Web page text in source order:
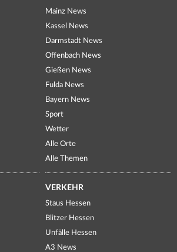
Mainz News
Kassel News
Darmstadt News
Offenbach News
Gießen News
Fulda News
Bayern News
Sport
Wetter
Alle Orte
Alle Themen
VERKEHR
Staus Hessen
Blitzer Hessen
Unfälle Hessen
A3 News